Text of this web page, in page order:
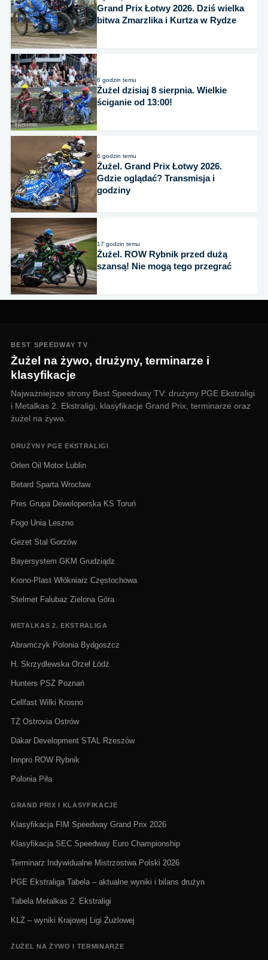
Grand Prix Łotwy 2026. Dziś wielka
bitwa Zmarzlika i Kurtza w Rydze
6 godzin temu
Żużel dzisiaj 8 sierpnia. Wielkie
ściganie od 13:00!
6 godzin temu
Żużel. Grand Prix Łotwy 2026.
Gdzie oglądać? Transmisja i
godziny
17 godzin temu
Żużel. ROW Rybnik przed dużą
szansą! Nie mogą tego przegrać
BEST SPEEDWAY TV
Żużel na żywo, drużyny, terminarze i
klasyfikacje
Najważniejsze strony Best Speedway TV: drużyny PGE Ekstraligi
i Metalkas 2. Ekstraligi, klasyfikacje Grand Prix, terminarze oraz
żużel na żywo.
DRUŻYNY PGE EKSTRALIGI
Orlen Oil Motor Lublin
Betard Sparta Wrocław
Pres Grupa Deweloperska KS Toruń
Fogo Unia Leszno
Gezet Stal Gorzów
Bayersystem GKM Grudziądz
Krono-Plast Włókniarz Częstochowa
Stelmet Falubaz Zielona Góra
METALKAS 2. EKSTRALIGA
Abramczyk Polonia Bydgoszcz
H. Skrzydlewska Orzeł Łódź
Hunters PSŻ Poznań
Cellfast Wilki Krosno
TŻ Ostrovia Ostrów
Dakar Development STAL Rzeszów
Innpro ROW Rybnik
Polonia Piła
GRAND PRIX I KLASYFIKACJE
Klasyfikacja FIM Speedway Grand Prix 2026
Klasyfikacja SEC Speedway Euro Championship
Terminarz Indywidualne Mistrzostwa Polski 2026
PGE Ekstraliga Tabela – aktualne wyniki i bilans drużyn
Tabela Metalkas 2. Ekstraligi
KLŻ – wyniki Krajowej Ligi Żużlowej
ŻUŻEL NA ŻYWO I TERMINARZE